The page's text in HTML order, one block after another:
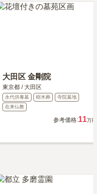
2018年8月回答
です。うちの墓は特に、
あるので、母が行くのは
いますが、その分払って
もあるので、常にきれい
大田区 金剛院
東京都 / 大田区
永代供養墓 樹木葬
寺院墓地
在来仏教
参考価格:11万円